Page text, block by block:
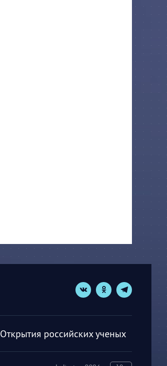
Открытия российских ученых